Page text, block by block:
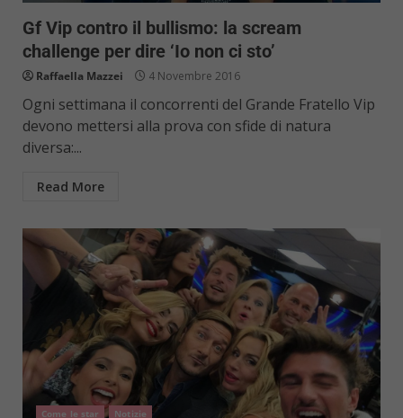
Gf Vip contro il bullismo: la scream
challenge per dire ‘Io non ci sto’
Raffaella Mazzei 4 Novembre 2016
Ogni settimana il concorrenti del Grande Fratello Vip
devono mettersi alla prova con sfide di natura
diversa:...
Read More
Come le star Notizie